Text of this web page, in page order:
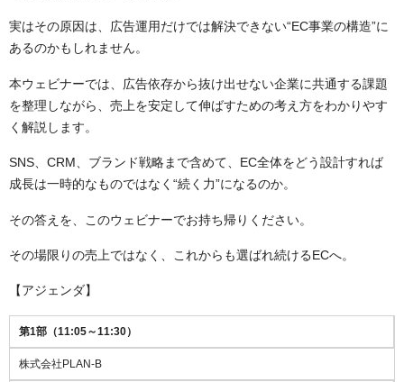
実はその原因は、広告運用だけでは解決できない“EC事業の構造”に
あるのかもしれません。
本ウェビナーでは、広告依存から抜け出せない企業に共通する課題
を整理しながら、売上を安定して伸ばすための考え方をわかりやす
く解説します。
SNS、CRM、ブランド戦略まで含めて、EC全体をどう設計すれば
成長は一時的なものではなく“続く力”になるのか。
その答えを、このウェビナーでお持ち帰りください。
その場限りの売上ではなく、これからも選ばれ続けるECへ。
【アジェンダ】
第1部（11:05～11:30）
株式会社PLAN-B